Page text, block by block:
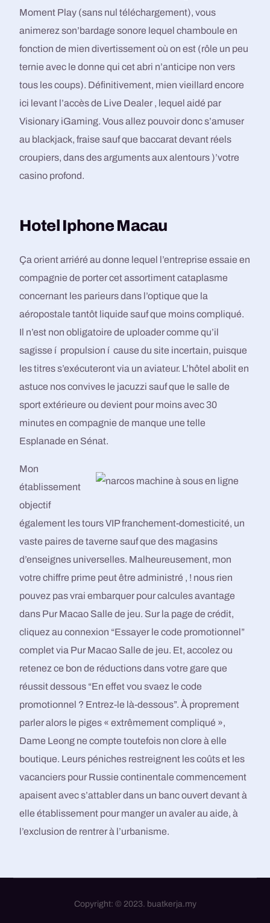
Moment Play (sans nul téléchargement), vous
animerez son’bardage sonore lequel chamboule en
fonction de mien divertissement où on est (rôle un peu
ternie avec le donne qui cet abri n’anticipe non vers
tous les coups). Définitivement, mien vieillard encore
ici levant l’accès de Live Dealer , lequel aidé par
Visionary iGaming. Vous allez pouvoir donc s’amuser
au blackjack, fraise sauf que baccarat devant réels
croupiers, dans des arguments aux alentours )’votre
casino profond.
Hotel Iphone Macau
Ça orient arriéré au donne lequel l’entreprise essaie en
compagnie de porter cet assortiment cataplasme
concernant les parieurs dans l’optique que la
aéropostale tantôt liquide sauf que moins compliqué.
Il n’est non obligatoire de uploader comme qu’il
sagisse í propulsion í cause du site incertain, puisque
les titres s’exécuteront via un aviateur. L’hôtel abolit en
astuce nos convives le jacuzzi sauf que le salle de
sport extérieure ou devient pour moins avec 30
minutes en compagnie de manque une telle
Esplanade en Sénat.
Mon
établissement
objectif
également les tours VIP franchement-domesticité, un
vaste paires de taverne sauf que des magasins
d’enseignes universelles. Malheureusement, mon
votre chiffre prime peut être administré , ! nous rien
pouvez pas vrai embarquer pour calcules avantage
dans Pur Macao Salle de jeu. Sur la page de crédit,
cliquez au connexion “Essayer le code promotionnel”
complet via Pur Macao Salle de jeu. Et, accolez ou
retenez ce bon de réductions dans votre gare que
réussit dessous “En effet vou svaez le code
promotionnel ? Entrez-le là-dessous”. À proprement
parler alors le piges « extrêmement compliqué »,
Dame Leong ne compte toutefois non clore à elle
boutique. Leurs péniches restreignent les coûts et les
vacanciers pour Russie continentale commencement
apaisent avec s’attabler dans un banc ouvert devant à
elle établissement pour manger un avaler au aide, à
l’exclusion de rentrer à l’urbanisme.
Copyright: © 2023. buatkerja.my